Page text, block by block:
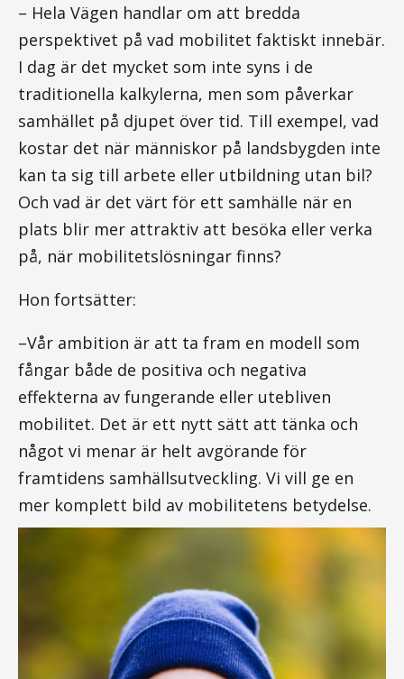
– Hela Vägen handlar om att bredda
perspektivet på vad mobilitet faktiskt innebär.
I dag är det mycket som inte syns i de
traditionella kalkylerna, men som påverkar
samhället på djupet över tid. Till exempel, vad
kostar det när människor på landsbygden inte
kan ta sig till arbete eller utbildning utan bil?
Och vad är det värt för ett samhälle när en
plats blir mer attraktiv att besöka eller verka
på, när mobilitetslösningar finns?
Hon fortsätter:
–Vår ambition är att ta fram en modell som
fångar både de positiva och negativa
effekterna av fungerande eller utebliven
mobilitet. Det är ett nytt sätt att tänka och
något vi menar är helt avgörande för
framtidens samhällsutveckling. Vi vill ge en
mer komplett bild av mobilitetens betydelse.